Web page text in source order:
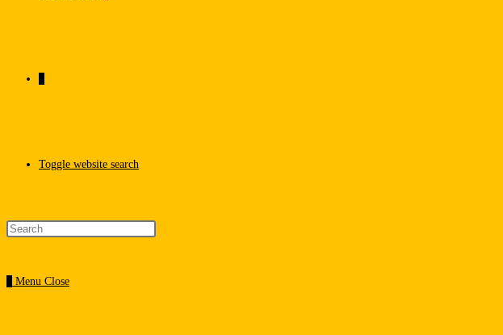
Toggle website search
Menu Close